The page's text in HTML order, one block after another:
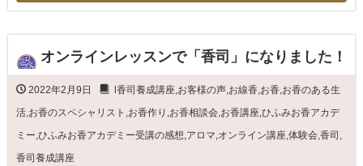
オンラインレッスンで「香司」になりました！
2022年2月9日 l香司養成講座,お客様の声,お線香,お香,お香のある生
活,お香のスペシャリスト ,お香作り ,お香相談会,お香講座,ひふみお香アカデ
ミー,ひふみお香アカデミー受講の感想,アロマ,オンライン講座,体験会,香司 ,
香司養成講座